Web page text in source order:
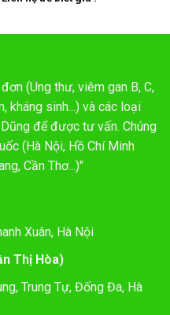
(Ung thư, viêm gan B, C,
kháng sinh...) và các loại
để được tư vấn. Chúng
(Hà Nội, Hồ Chí Minh
Cần Thơ...)"
Xuân, Hà Nội
Thị Hòa)
Trung Tự, Đống Đa, Hà